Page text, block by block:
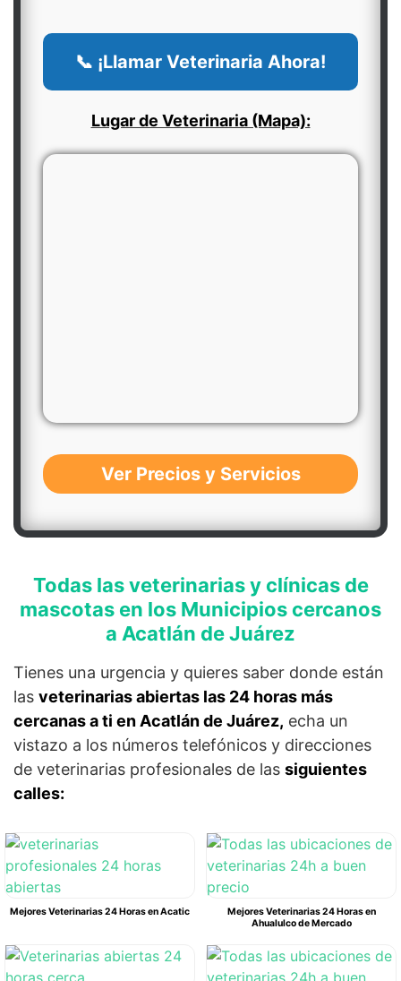
📞 ¡Llamar Veterinaria Ahora!
Lugar de Veterinaria (Mapa):
Ver Precios y Servicios
Todas las veterinarias y clínicas de
mascotas en los Municipios cercanos
a Acatlán de Juárez
Tienes una urgencia y quieres saber donde están
las veterinarias abiertas las 24 horas más
cercanas a ti en Acatlán de Juárez, echa un
vistazo a los números telefónicos y direcciones
de veterinarias profesionales de las siguientes
calles:
Mejores Veterinarias 24 Horas en Acatic
Mejores Veterinarias 24 Horas en
Ahualulco de Mercado